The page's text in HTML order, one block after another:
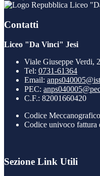
Liceo
Contatti
Liceo "Da Vinci" Jesi
Viale Giuseppe Verdi,
Tel: 0731-61364
Email:
PEC:
C.F.: 82001660420
Codice
Codice univoco
Sezione Link Utili